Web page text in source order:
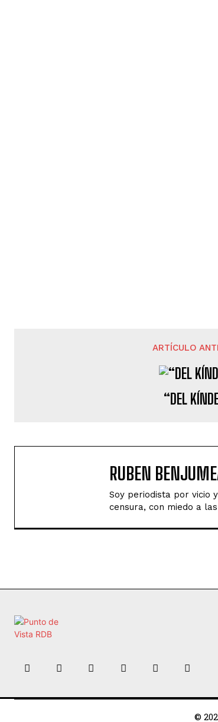
ARTÍCULO
“DEL
RUBEN
Soy periodista por vicio
censura, con miedo a
©